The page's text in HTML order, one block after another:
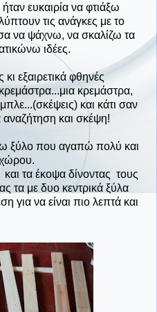
ήταν ευκαιρία να φτιάξω
τις ανάγκες με το
να ψάχνω, να σκαλίζω τα
ιδέες.
εξαιρετικά φθηνές
κρεμάστρα,
και κάτι σαν
και σκέψη!
ξύλο που αγαπώ πολύ και
χώρου.
τα έκοψα δίνοντας τους
τα με δυο κεντρικά ξύλα
για να είναι πιο λεπτά και